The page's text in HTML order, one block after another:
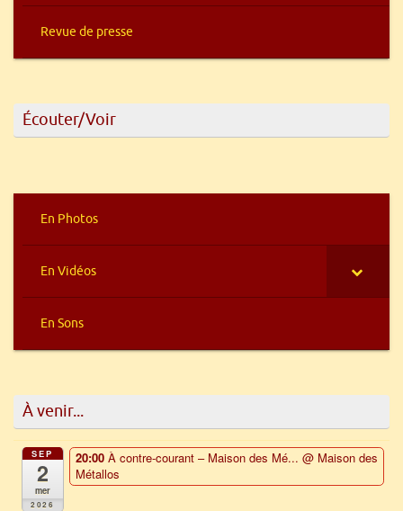
Revue de presse
Écouter/Voir
En Photos
En Vidéos
En Sons
À venir...
SEP
2
mer
2026
20:00 À contre-courant – Maison des Mé... @ Maison des
Métallos